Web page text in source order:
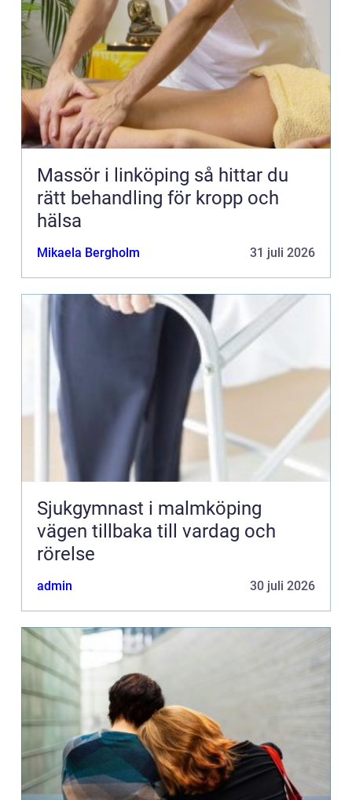
Massör i linköping så hittar du
rätt behandling för kropp och
hälsa
Mikaela Bergholm 31 juli 2026
Sjukgymnast i malmköping
vägen tillbaka till vardag och
rörelse
admin 30 juli 2026